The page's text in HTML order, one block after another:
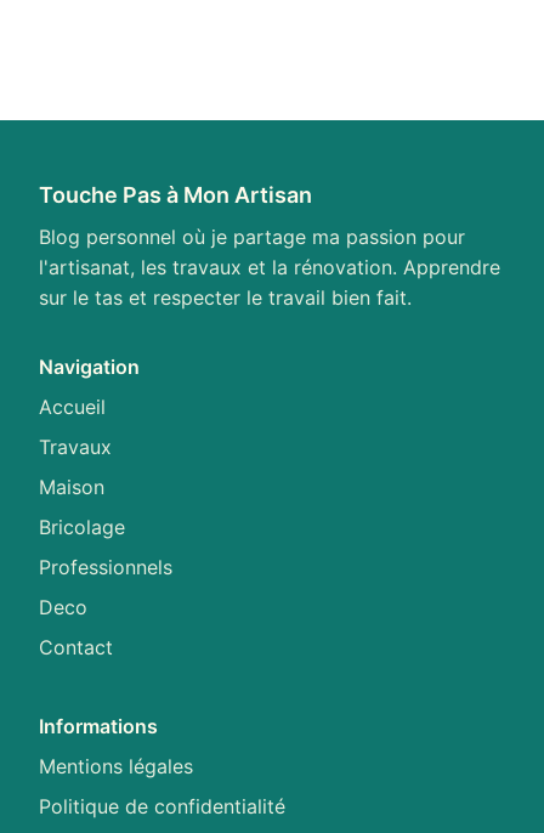
Touche Pas à Mon Artisan
Blog personnel où je partage ma passion pour
l'artisanat, les travaux et la rénovation. Apprendre
sur le tas et respecter le travail bien fait.
Navigation
Accueil
Travaux
Maison
Bricolage
Professionnels
Deco
Contact
Informations
Mentions légales
Politique de confidentialité